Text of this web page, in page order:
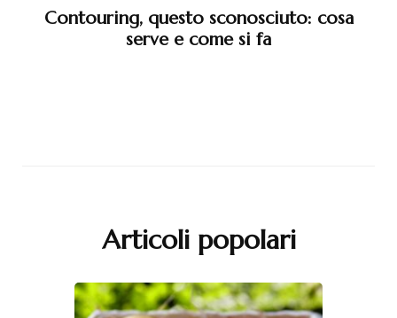
Contouring, questo sconosciuto: cosa
serve e come si fa
Articoli popolari